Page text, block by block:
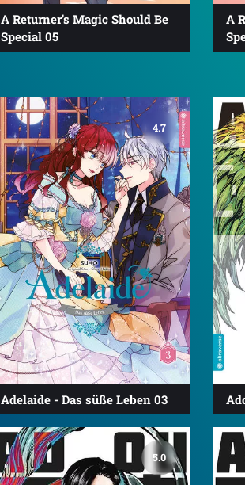
A Returner's Magic Should Be
Special 05
A
4.7
Adelaide - Das süße Leben 03
5.0